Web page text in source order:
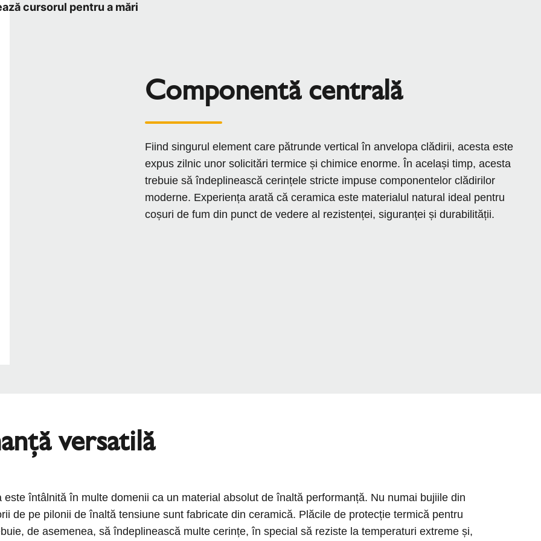
cursorul pentru a mări
Componentă centrală
Fiind singurul element care pătrunde vertical în anvelopa clădirii, acesta este
expus zilnic unor solicitări termice și chimice enorme. În același timp, acesta
trebuie să îndeplinească cerințele stricte impuse componentelor clădirilor
moderne. Experiența arată că ceramica este materialul natural ideal pentru
coșuri de fum din punct de vedere al rezistenței, siguranței și durabilității.
versatilă
este întâlnită în multe domenii ca un material absolut de înaltă performanță. Nu numai bujiile din
de pe pilonii de înaltă tensiune sunt fabricate din ceramică. Plăcile de protecție termică pentru
de asemenea, să îndeplinească multe cerințe, în special să reziste la temperaturi extreme și,